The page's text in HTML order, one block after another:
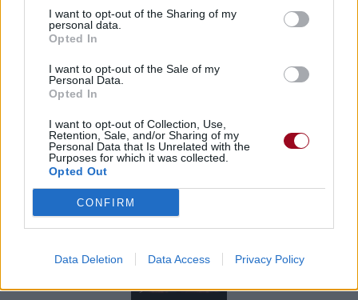
I want to opt-out of the Sharing of my
personal data.
Opted In
I want to opt-out of the Sale of my
Personal Data.
Opted In
I want to opt-out of Collection, Use,
Retention, Sale, and/or Sharing of my
Personal Data that Is Unrelated with the
Purposes for which it was collected.
Opted Out
CONFIRM
Data Deletion Data Access Privacy Policy
Paroles + Traduction
Commentaires
Chanson sans vidéo